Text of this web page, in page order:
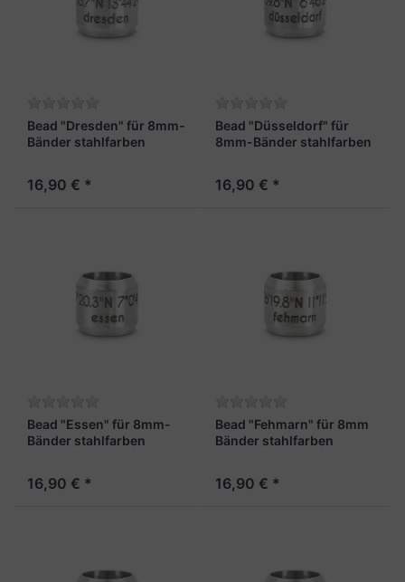
Bead "Dresden" für 8mm-
Bänder stahlfarben
16,90 € *
Bead "Düsseldorf" für
8mm-Bänder stahlfarben
16,90 € *
Bead "Essen" für 8mm-
Bänder stahlfarben
16,90 € *
Bead "Fehmarn" für 8mm
Bänder stahlfarben
16,90 € *